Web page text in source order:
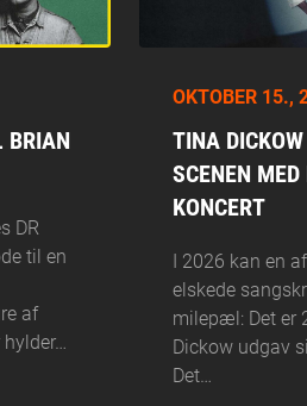
BRIAN
DR
til en
af
OKTOBER 15.,
TINA
SCENEN
KONCERT
I 2026 kan en
elskede
milepæl: Det er
Dickow udgav
Det…